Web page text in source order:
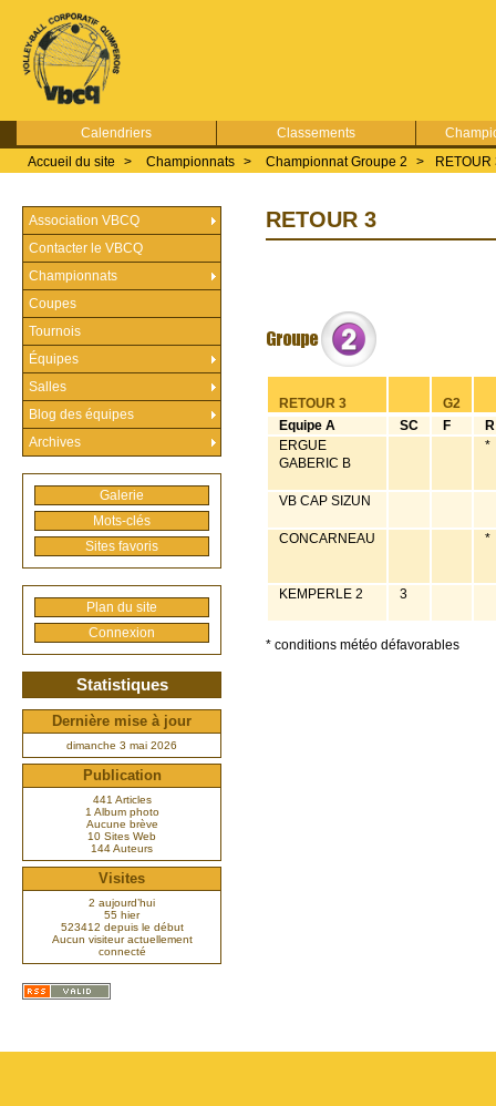
Calendriers Classements
Accueil du site
> Championnats > Championnat Groupe 2 > RETOUR
RETOUR 3
RETOUR 3
G2
Equipe A
SC F
R
ERGUE
GABERIC B
*
VB CAP SIZUN
CONCARNEAU *
KEMPERLE 2 3
* conditions météo défavorables
Association VBCQ
Contacter le VBCQ
Championnats
Coupes
Tournois
Équipes
Salles
Blog des équipes
Archives
Galerie
Mots-clés
Sites favoris
Plan du site
Connexion
Statistiques
Dernière mise à jour
dimanche 3 mai 2026
Publication
441 Articles
1 Album photo
Aucune brève
10 Sites Web
144 Auteurs
Visites
2 aujourd’hui
55 hier
523412 depuis le début
Aucun visiteur actuellement
connecté